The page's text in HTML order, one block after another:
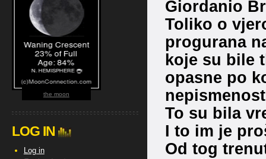
Giordanio
Toliko o
progurana
koje su bile
opasne po
To su bila
I to im je
Od tog
the moon
LOG IN
Log in